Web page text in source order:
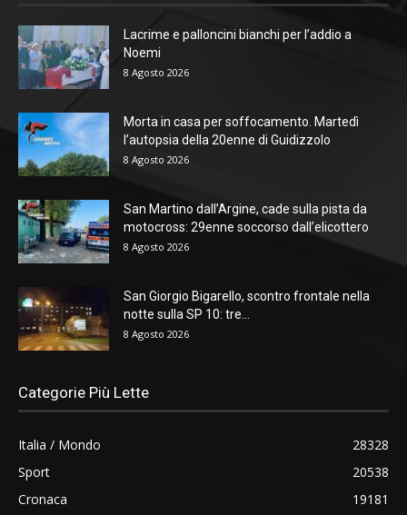
Lacrime e palloncini bianchi per l’addio a
Noemi
8 Agosto 2026
Morta in casa per soffocamento. Martedì
l’autopsia della 20enne di Guidizzolo
8 Agosto 2026
San Martino dall’Argine, cade sulla pista da
motocross: 29enne soccorso dall’elicottero
8 Agosto 2026
San Giorgio Bigarello, scontro frontale nella
notte sulla SP 10: tre...
8 Agosto 2026
Categorie Più Lette
Italia / Mondo
28328
Sport
20538
Cronaca
19181